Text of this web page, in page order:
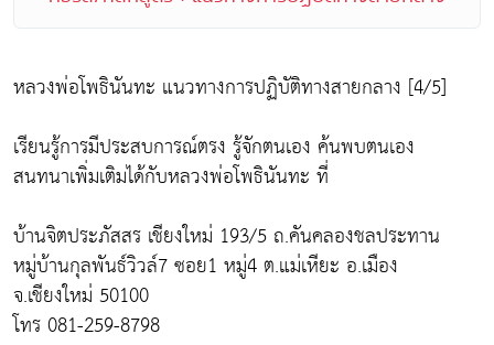
หลวงพ่อโพธินันทะ แนวทางการปฏิบัติทางสายกลาง [4/5]
เรียนรู้การมีประสบการณ์ตรง รู้จักตนเอง ค้นพบตนเอง
สนทนาเพิ่มเติมได้กับหลวงพ่อโพธินันทะ ที่
บ้านจิตประภัสสร เชียงใหม่ 193/5 ถ.คันคลองชลประทาน
หมู่บ้านกุลพันธ์วิวล์7 ซอย1 หมู่4 ต.แม่เหียะ อ.เมือง
จ.เชียงใหม่ 50100
โทร 081-259-8798